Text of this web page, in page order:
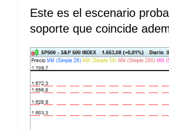
Este es el escenario
soporte que coincide